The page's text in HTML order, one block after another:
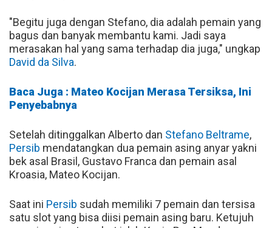
"Begitu juga dengan Stefano, dia adalah pemain yang
bagus dan banyak membantu kami. Jadi saya
merasakan hal yang sama terhadap dia juga," ungkap
David da Silva.
Baca Juga : Mateo Kocijan Merasa Tersiksa, Ini
Penyebabnya
Setelah ditinggalkan Alberto dan Stefano Beltrame,
Persib mendatangkan dua pemain asing anyar yakni
bek asal Brasil, Gustavo Franca dan pemain asal
Kroasia, Mateo Kocijan.
Saat ini Persib sudah memiliki 7 pemain dan tersisa
satu slot yang bisa diisi pemain asing baru. Ketujuh